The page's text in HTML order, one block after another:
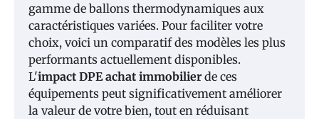
gamme de ballons thermodynamiques aux
caractéristiques variées. Pour faciliter votre
choix, voici un comparatif des modèles les plus
performants actuellement disponibles.
L'impact DPE achat immobilier de ces
équipements peut significativement améliorer
la valeur de votre bien, tout en réduisant